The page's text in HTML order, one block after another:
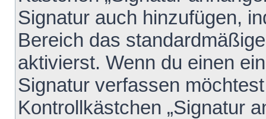
Signatur auch hinzufügen,
Bereich das
aktivierst. Wenn du einen
Signatur verfassen
Kontrollkästchen „Signatur